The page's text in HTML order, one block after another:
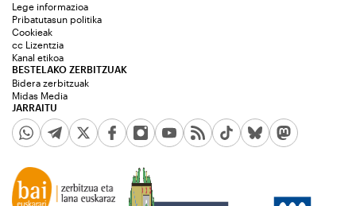
JARRAITU
Lege informazioa
Pribatutasun politika
Cookieak
cc Lizentzia
Kanal etikoa
BESTELAKO ZERBITZUAK
Bidera zerbitzuak
Midas Media